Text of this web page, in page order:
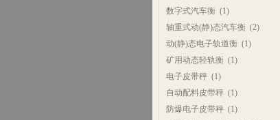
数字式汽车衡(1)
轴重式动(静)态汽车衡(2)
动(静)态电子轨道衡(1)
矿用动态轻轨衡(1)
电子皮带秤(1)
自动配料皮带秤(1)
防爆电子皮带秤(1)